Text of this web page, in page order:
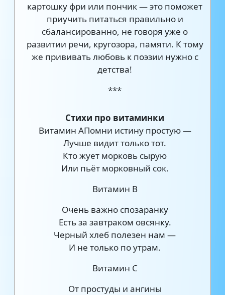
картошку фри или пончик — это поможет
приучить питаться правильно и
сбалансированно, не говоря уже о
развитии речи, кругозора, памяти. К тому
же прививать любовь к поэзии нужно с
детства!
***
Стихи про витаминки
Витамин АПомни истину простую —
Лучше видит только тот.
Кто жует морковь сырую
Или пьёт морковный сок.
Витамин В
Очень важно спозаранку
Есть за завтраком овсянку.
Черный хлеб полезен нам —
И не только по утрам.
Витамин С
От простуды и ангины